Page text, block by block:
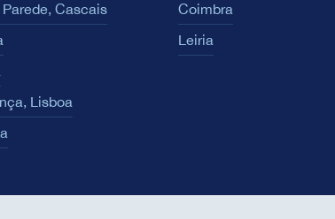
Cascais
Lisboa
Coimbra
Leiria